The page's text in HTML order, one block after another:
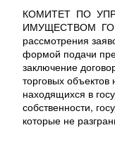
КОМИТЕТ ПО
ИМУЩЕСТВОМ
рассмотрения
формой подачи
заключение
торговых
находящихся в
собственности,
которые не